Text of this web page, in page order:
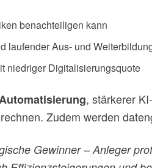
benachteiligen kann
laufender Aus- und
niedriger Digitalisierungsquote
, stärkerer
Zudem werden
Gewinner – Anleger